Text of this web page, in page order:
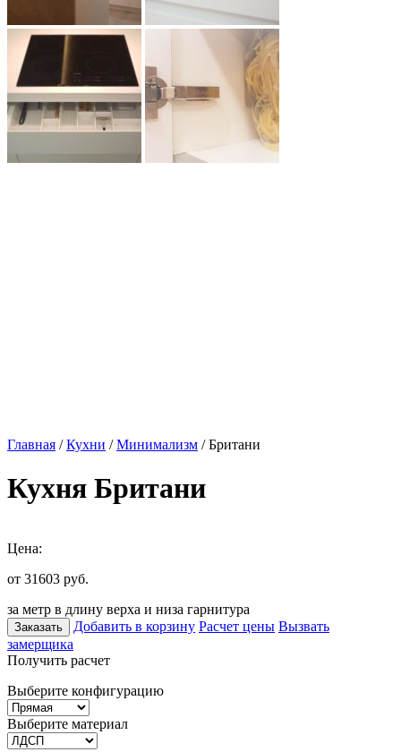
Главная /Кухни /Минимализм / Британи
Кухня Британи
Цена:
от 31603 руб.
за метр в длину верха и низа гарнитура
Заказать Добавить в корзину Расчет цены Вызвать
замерщика
Получить расчет
Выберите конфигурацию
Выберите материал